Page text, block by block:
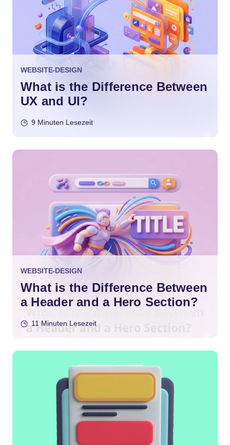
WEBSITE-DESIGN
What is the Difference Between
UX and UI?
9 Minuten Lesezeit
WEBSITE-DESIGN
What is the Difference Between
a Header and a Hero Section?
11 Minuten Lesezeit